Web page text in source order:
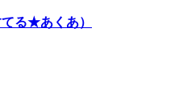
る★あくあ）